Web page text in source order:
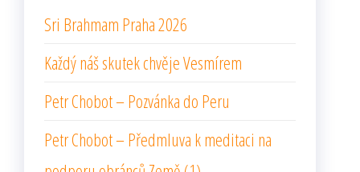
Sri Brahmam Praha 2026
Každý náš skutek chvěje Vesmírem
Petr Chobot – Pozvánka do Peru
Petr Chobot – Předmluva k meditaci na